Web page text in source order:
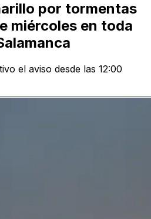
por tormentas
miércoles en toda
el aviso desde las 12:00